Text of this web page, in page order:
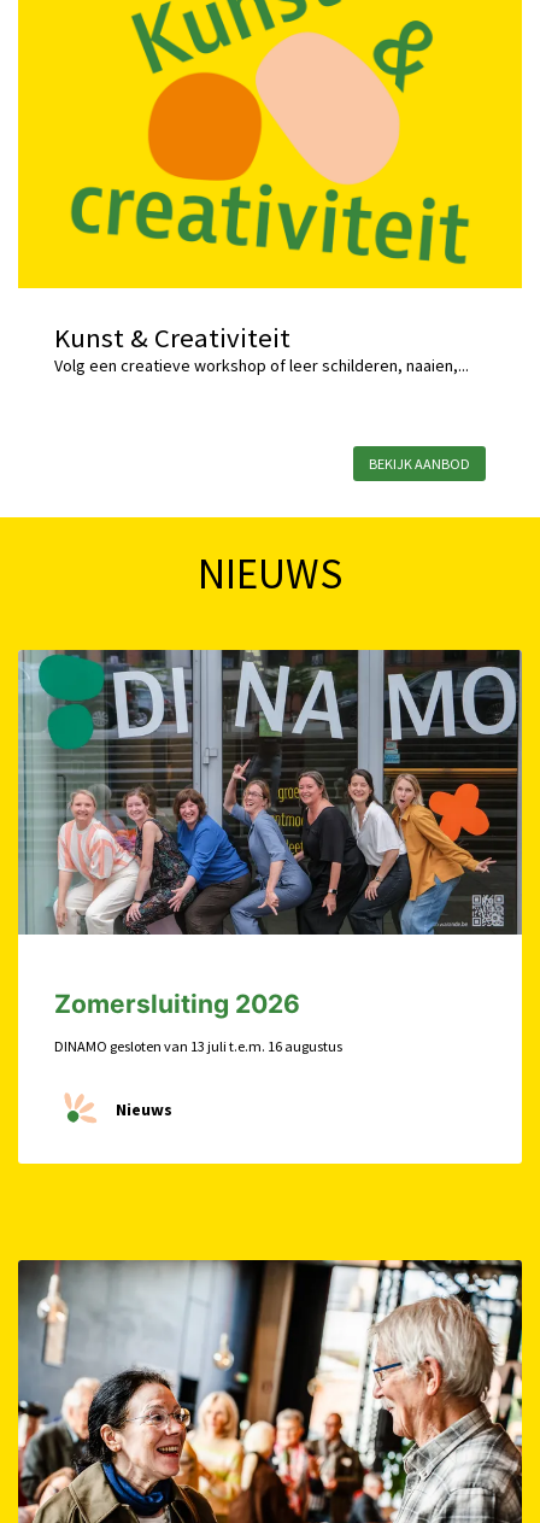
Kunst & Creativiteit
Volg een creatieve workshop of leer schilderen, naaien,...
BEKIJK AANBOD
NIEUWS
Zomersluiting 2026
DINAMO gesloten van 13 juli t.e.m. 16 augustus
Nieuws